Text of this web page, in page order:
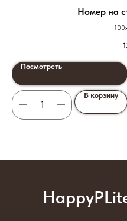
Номер на
Посмотреть
В корзину